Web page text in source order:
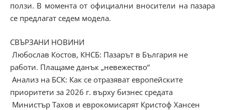
ползи. В момента от официални вносители на пазара
се предлагат седем модела.
СВЪРЗАНИ НОВИНИ
Любослав Костов, КНСБ: Пазарът в България не
работи. Плащаме данък „невежество“
Анализ на БСК: Как се отразяват европейските
приоритети за 2026 г. върху бизнес средата
Министър Тахов и еврокомисарят Кристоф Хансен